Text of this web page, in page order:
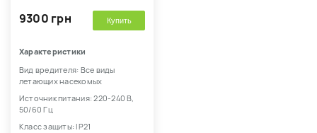
9300 грн Купить
Характеристики
Вид вредителя: Все виды
летающих насекомых
Источник питания: 220-240 В,
50/60 Гц
Класс защиты: IP21